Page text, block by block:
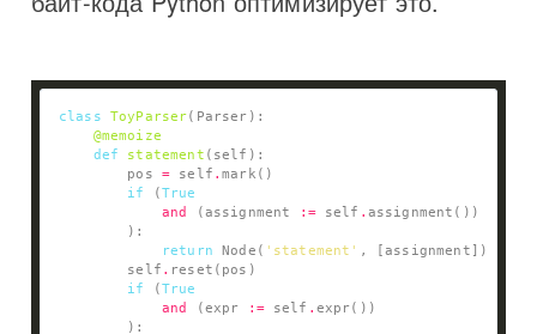
class ToyParser
@memoize
def
statement
        pos
= self .
if
(True
and
(assignment := self .
return Node( 'statement'
        self
.
if
(True
and
(expr := self .